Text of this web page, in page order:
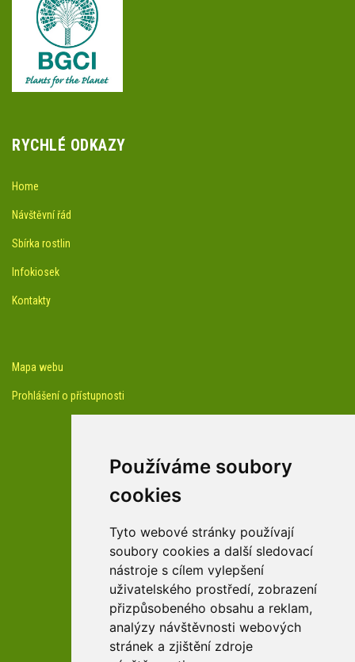
Používáme soubory
cookies
Tyto webové stránky používají
soubory cookies a další sledovací
nástroje s cílem vylepšení
uživatelského prostředí, zobrazení
přizpůsobeného obsahu a reklam,
analýzy návštěvnosti webových
stránek a zjištění zdroje
RYCHLÉ ODKAZY
Home
Návštěvní řád
Sbírka rostlin
Infokiosek
Kontakty
Mapa webu
Prohlášení o přístupnosti
Youtube kanál arboreta